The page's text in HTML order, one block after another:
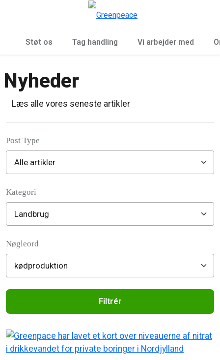
Støt os Tag handling Vi arbejder med
Nyheder
Læs alle vores seneste artikler
Post Type
Kategori
Nøgleord
Filtrér
Filtered results